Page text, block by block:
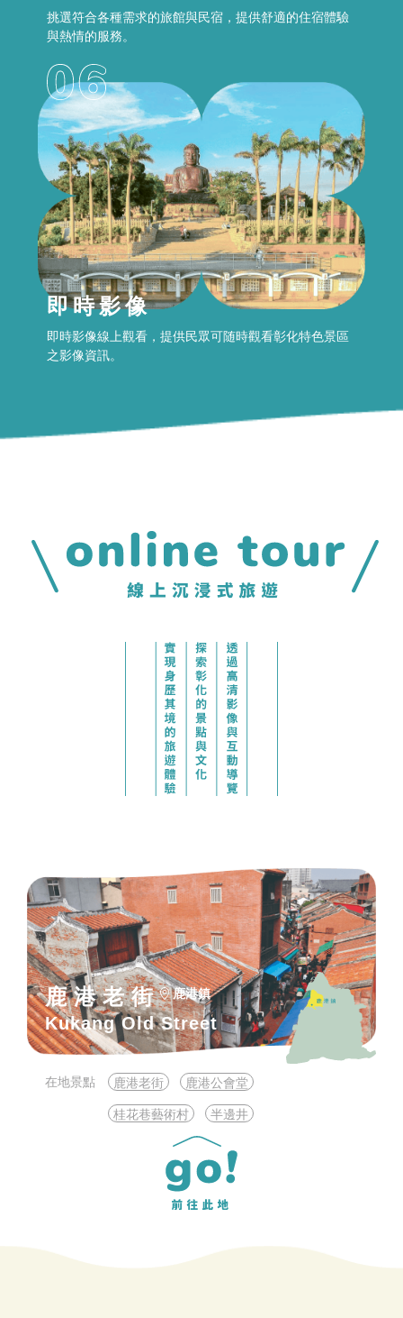
挑選符合各種需求的旅館與民宿，提供舒適的住宿體驗
與熱情的服務。
即時影像
即時影像線上觀看，提供民眾可随時觀看彰化特色景區
之影像資訊。
鹿港老街 鹿港鎮
Kukang Old Street
在地景點 鹿港老街 鹿港公會堂
桂花巷藝術村 半邊井